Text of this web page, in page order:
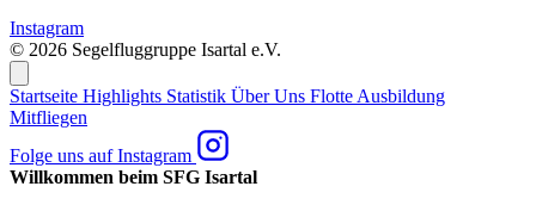
Instagram
© 2026 Segelfluggruppe Isartal e.V.
Startseite Highlights Statistik Über Uns Flotte Ausbildung
Mitfliegen
Folge uns auf Instagram
Willkommen beim SFG Isartal